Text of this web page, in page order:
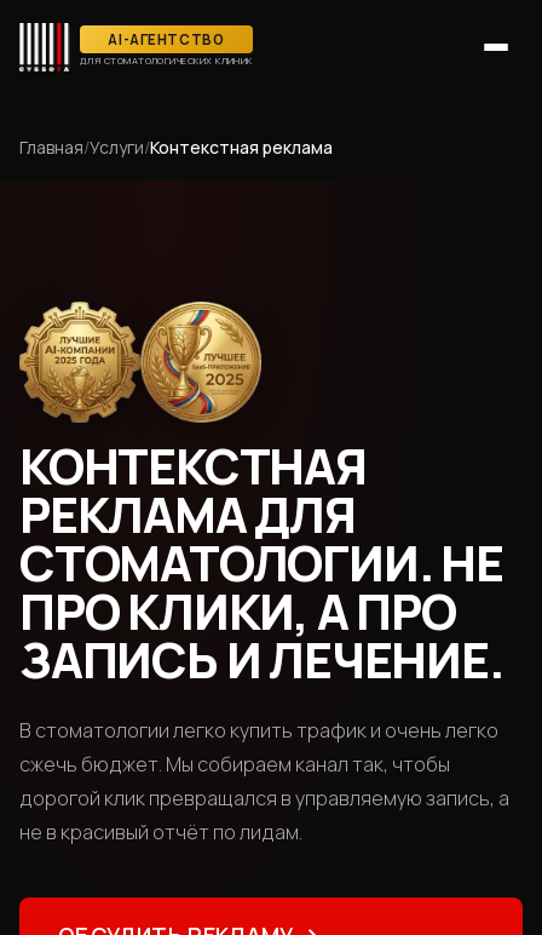
AI-АГЕНТСТВО
ДЛЯ СТОМАТОЛОГИЧЕСКИХ КЛИНИК
Главная/Услуги/Контекстная реклама
КОНТЕКСТНАЯ
РЕКЛАМА ДЛЯ
СТОМАТОЛОГИИ. НЕ
ПРО КЛИКИ, А ПРО
ЗАПИСЬ И ЛЕЧЕНИЕ.
В стоматологии легко купить трафик и очень легко
сжечь бюджет. Мы собираем канал так, чтобы
дорогой клик превращался в управляемую запись, а
не в красивый отчёт по лидам.